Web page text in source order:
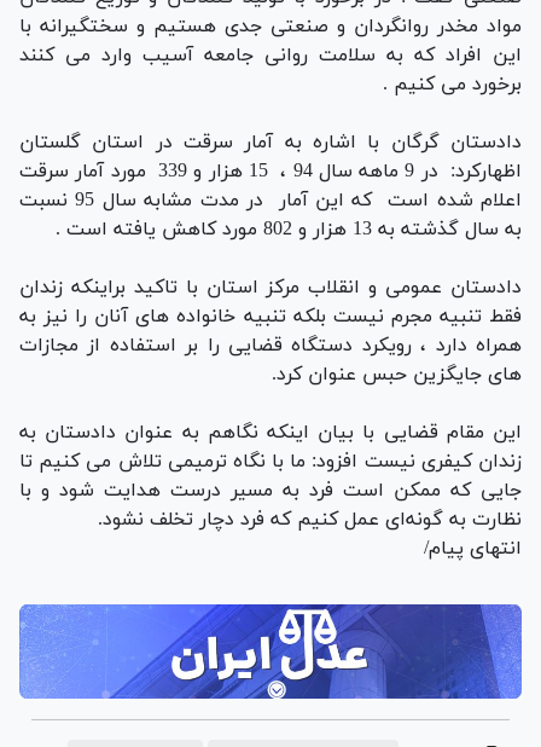
مواد مخدر روانگردان و صنعتی جدی هستیم و سختگیرانه با
این افراد که به سلامت روانی جامعه آسیب وارد می کنند
برخورد می کنیم .
دادستان گرگان با اشاره به آمار سرقت در استان گلستان
اظهارکرد: در 9 ماهه سال 94 ، 15 هزار و 339 مورد آمار سرقت
اعلام شده است که این آمار در مدت مشابه سال 95 نسبت
به سال گذشته به 13 هزار و 802 مورد کاهش یافته است .
دادستان عمومی و انقلاب مرکز استان با تاکید براینکه زندان
فقط تنبیه مجرم نیست بلکه تنبیه خانواده های آنان را نیز به
همراه دارد ، رویکرد دستگاه قضایی را بر استفاده از مجازات
های جایگزین حبس عنوان کرد.
این مقام قضایی با بیان اینکه نگاهم به عنوان دادستان به
زندان کیفری نیست افزود: ما با نگاه ترمیمی تلاش می کنیم تا
جایی که ممکن است فرد به مسیر درست هدایت شود و با
نظارت به گونه‌ای عمل کنیم که فرد دچار تخلف نشود.
انتهای پیام/